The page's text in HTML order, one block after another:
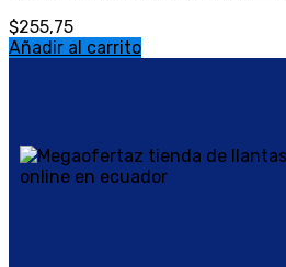
$255,75
Añadir al carrito